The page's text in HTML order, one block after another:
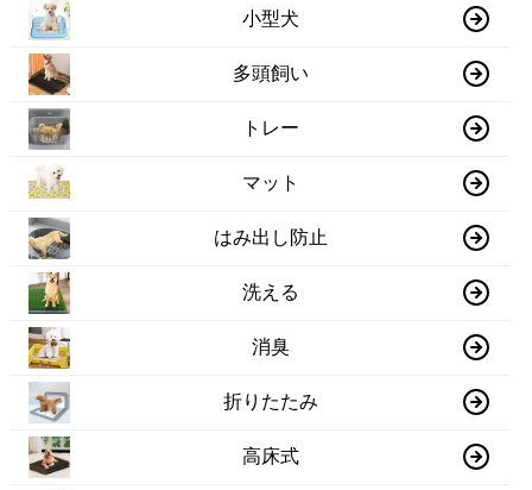
小型犬
多頭飼い
トレー
マット
はみ出し防止
洗える
消臭
折りたたみ
高床式